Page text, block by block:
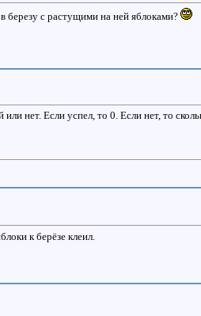
березу с растущими на ней яблоками?
нет. Если успел, то 0. Если нет, то
к берёзе клеил.